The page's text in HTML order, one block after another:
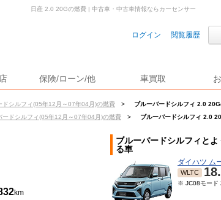
ログイン 閲覧履歴
保険/ローン/他 車買取
ドシルフィ(05年12月～07年04月)の燃費 >
ブルーバードシルフィ 2.0
ードシルフィ(05年12月～07年04月)の燃費 > ブルーバードシルフィ 2.0
日産 2.0 20Gの燃費 | 中古車・中古車情報ならカーセンサー
km
ブルーバードシルフィと
る車
ダイハツ ム
WLTC
※ JC08モード